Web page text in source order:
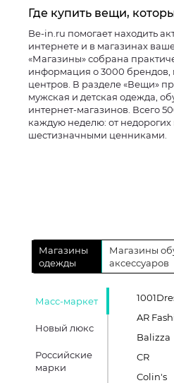
Где купить вещи,
Be-in.ru помогает находить
интернете и в магазинах
«Магазины» собрана
информация о 3000 брендов,
центров. В разделе «Вещи»
мужская и детская одежда,
интернет-магазинов. Всего
каждую неделю: от недорогих
шестизначными ценниками.
Магазины
одежды
Магазины
аксессуаров
Масс-маркет
Новый люкс
Российские
марки
AR
Balizza
CR
Colin's